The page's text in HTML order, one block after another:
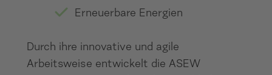
Erneuerbare Energien
Durch ihre innovative und agile
Arbeitsweise entwickelt die ASEW